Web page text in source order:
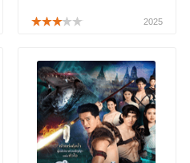
hợp tác với Singapore
được phát sóng chính
thức trên FPT Play, bắt
đầu từ ngày 27/10/2025.